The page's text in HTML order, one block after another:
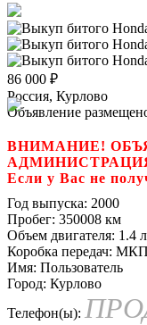
86 000 ₽
Россия, Курлово
Объявление
ВНИМАНИЕ!
Если у Вас не
Год выпуска: 2000
Пробег: 350008 км
Объем двигателя: 1.4 л
Коробка передач:
Имя: Пользователь
Город: Курлово
Телефон(ы):